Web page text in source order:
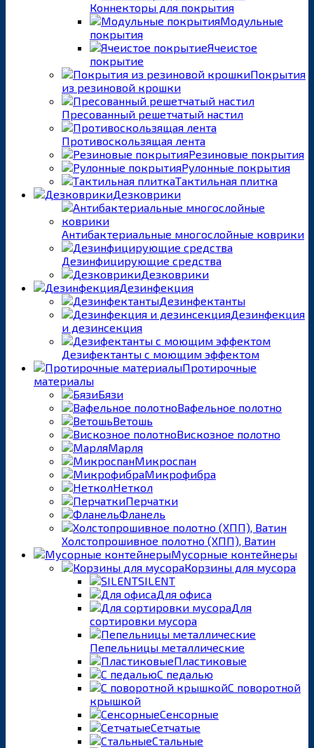
Коннекторы для покрытия
Модульные
покрытия
Ячеистое
покрытие
Покрытия
из резиновой крошки
Пресованный решетчатый настил
Противоскользящая лента
Резиновые покрытия
Рулонные покрытия
Тактильная плитка
Дезковрики
Антибактериальные многослойные коврики
Дезинфицирующие средства
Дезковрики
Дезинфекция
Дезинфектанты
Дезинфекция
и дезинсекция
Дезифектанты с моющим эффектом
Протирочные
материалы
Бязи
Вафельное полотно
Ветошь
Вискозное полотно
Марля
Микроспан
Микрофибра
Неткол
Перчатки
Фланель
Холстопрошивное полотно (ХПП), Ватин
Мусорные контейнеры
Корзины для мусора
SILENT
Для офиса
Для
сортировки мусора
Пепельницы металлические
Пластиковые
С педалью
С поворотной
крышкой
Сенсорные
Сетчатые
Стальные